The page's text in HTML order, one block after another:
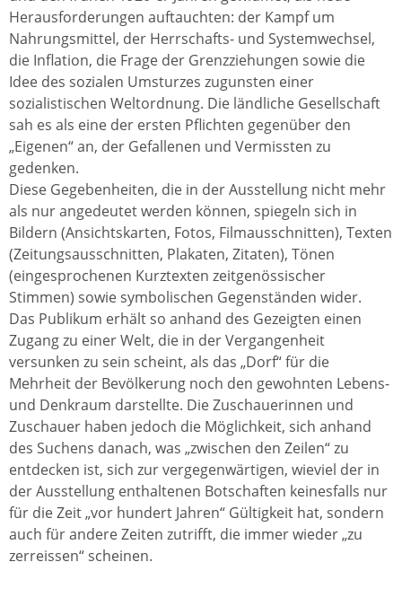
Herausforderungen auftauchten: der Kampf um
Nahrungsmittel, der Herrschafts- und Systemwechsel,
die Inflation, die Frage der Grenzziehungen sowie die
Idee des sozialen Umsturzes zugunsten einer
sozialistischen Weltordnung. Die ländliche Gesellschaft
sah es als eine der ersten Pflichten gegenüber den
„Eigenen“ an, der Gefallenen und Vermissten zu
gedenken.
Diese Gegebenheiten, die in der Ausstellung nicht mehr
als nur angedeutet werden können, spiegeln sich in
Bildern (Ansichtskarten, Fotos, Filmausschnitten), Texten
(Zeitungsausschnitten, Plakaten, Zitaten), Tönen
(eingesprochenen Kurztexten zeitgenössischer
Stimmen) sowie symbolischen Gegenständen wider.
Das Publikum erhält so anhand des Gezeigten einen
Zugang zu einer Welt, die in der Vergangenheit
versunken zu sein scheint, als das „Dorf“ für die
Mehrheit der Bevölkerung noch den gewohnten Lebens-
und Denkraum darstellte. Die Zuschauerinnen und
Zuschauer haben jedoch die Möglichkeit, sich anhand
des Suchens danach, was „zwischen den Zeilen“ zu
entdecken ist, sich zur vergegenwärtigen, wieviel der in
der Ausstellung enthaltenen Botschaften keinesfalls nur
für die Zeit „vor hundert Jahren“ Gültigkeit hat, sondern
auch für andere Zeiten zutrifft, die immer wieder „zu
zerreissen“ scheinen.